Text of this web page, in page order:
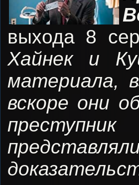
выхода 8
Хайнек и
материала,
вскоре они